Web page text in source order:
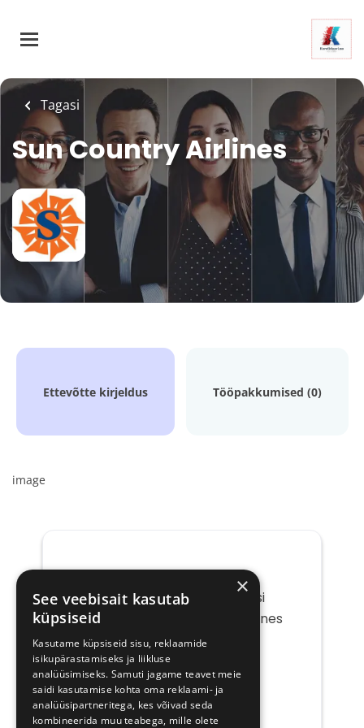
main
Tagasi
Sun Country Airlines
Ettevõtte kirjeldus Tööpakkumised (0)
image
Saada mulle tööpakkumisi
ettevõttelt Sun Country Airlines
Teie
e-
post
×
See veebisait kasutab
küpsiseid
Kasutame küpsiseid sisu, reklaamide
isikupärastamiseks ja liikluse
analüüsimiseks. Samuti jagame teavet meie
saidi kasutamise kohta oma reklaami- ja
analüüsipartneritega, kes võivad seda
kombineerida muu teabega, mille olete